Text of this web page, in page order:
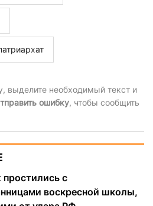
выделите необходимый текст и
ошибку, чтобы сообщить
с
воскресной школы,